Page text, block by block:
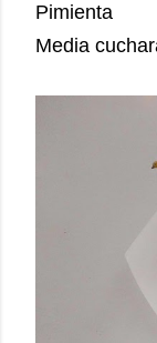
Pimienta
Media